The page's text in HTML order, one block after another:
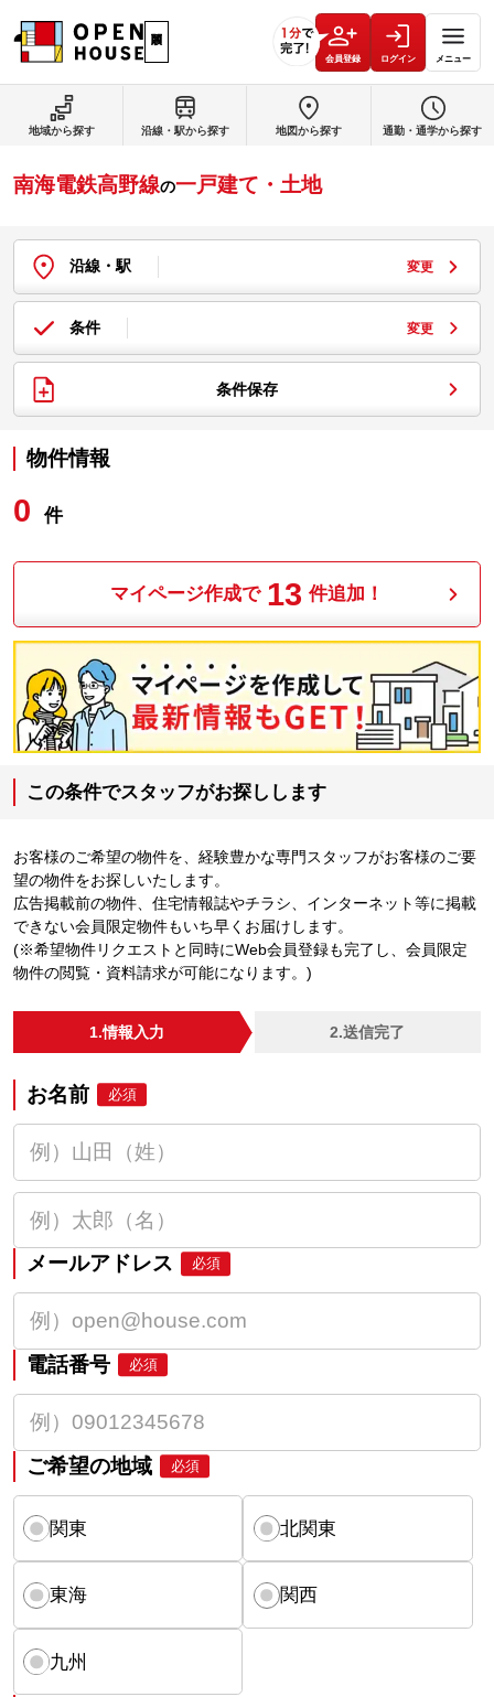
会員登録 ログイン メニュー
南海電鉄高野線の一戸建て・土地
沿線・駅 変更
条件 変更
条件保存
物件情報
0 件
マイページ作成で 13 件追加！
この条件でスタッフがお探しします
お客様のご希望の物件を、経験豊かな専門スタッフがお客様のご要
望の物件をお探しいたします。
広告掲載前の物件、住宅情報誌やチラシ、インターネット等に掲載
できない会員限定物件もいち早くお届けします。
(※希望物件リクエストと同時にWeb会員登録も完了し、会員限定
物件の閲覧・資料請求が可能になります。)
1.情報入力 2.送信完了
お名前 必須
メールアドレス 必須
電話番号 必須
ご希望の地域 必須
関東 北関東
東海 関西
九州
地域から探す 沿線・駅から探す 地図から探す 通勤・通学から探す